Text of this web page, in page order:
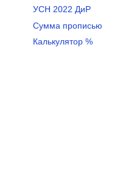
УСН 2022 ДиР
Сумма прописью
Калькулятор %